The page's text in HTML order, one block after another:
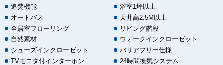
追焚機能
浴室1坪以上
オートバス
天井高2.5M以上
全居室フローリング
リビング階段
自然素材
ウォークインクローゼット
シューズインクローゼット
バリアフリー仕様
TVモニタ付インターホン
24時間換気システム